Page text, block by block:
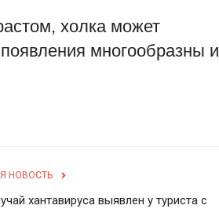
холка может
многообразны и
НОВОСТЬ
хантавируса выявлен у туриста с